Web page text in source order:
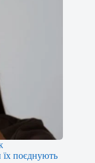
їх поєднують